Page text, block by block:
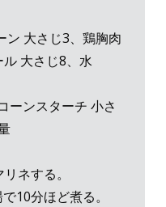
ン 大さじ3、鶏胸肉
大さじ8、水
ーンスターチ 小さ
ネする。
10分ほど煮る。